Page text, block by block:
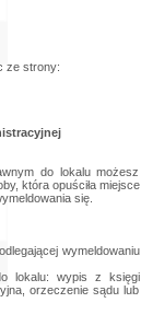
ze strony:
do lokalu możesz
która opuściła miejsce
się.
wymeldowaniu
lokalu: wypis z księgi
orzeczenie sądu lub